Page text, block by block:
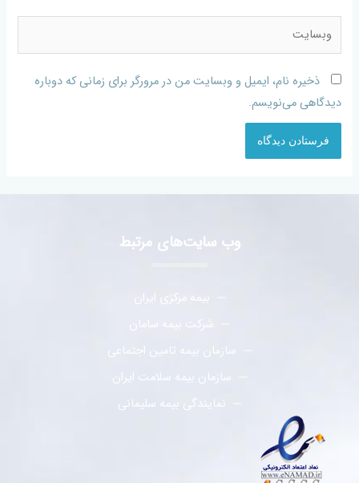
ذخیره نام، ایمیل و وبسایت من در مرورگر برای زمانی که دوباره
دیدگاهی می‌نویسم.
وب سایت‌های مرتبط
بیمه مرکزی ایران
شرکت بیمه سامان
سازمان بیمه تامین اجتماعی
سازمان بیمه سلامت ایران
نمایندگی بیمه سلیمانی